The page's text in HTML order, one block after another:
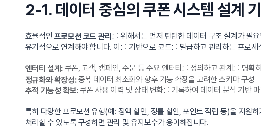
2-1. 데이터 중심의 쿠폰 시스템 설계
효율적인 프로모션 코드 관리 를 위해서는 먼저 탄탄한 데이터 구조 설계가 필
유기적으로 연계해야 합니다. 이를 기반으로 코드를 발급하고 관리하는 프로
엔터티 설계:쿠폰, 고객, 캠페인, 주문 등 주요 엔터티를 정의하고 관계를 명확
정규화와 확장성:중복 데이터 최소화와 향후 기능 확장을 고려한 스키마 구성
추적 가능성 확보:쿠폰 사용 이력 및 상태 변화를 기록하여 데이터 분석 기반 마
특히 다양한 프로모션 유형(예: 정액 할인, 정률 할인, 포인트 적립 등)을 지원
처리할 수 있도록 구성하면 관리 및 유지보수가 용이해집니다.